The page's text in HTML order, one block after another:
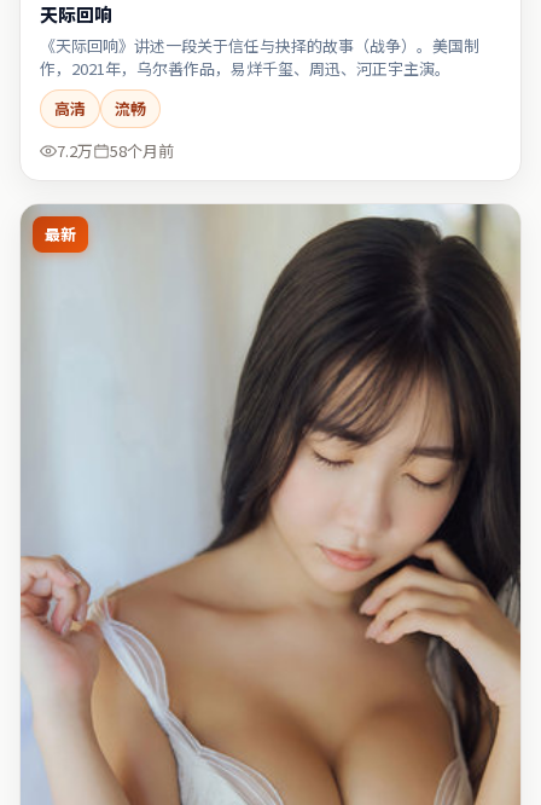
天际回响
《天际回响》讲述一段关于信任与抉择的故事（战争）。美国制
作，2021年，乌尔善作品，易烊千玺、周迅、河正宇主演。
高清
流畅
7.2万
58个月前
最新